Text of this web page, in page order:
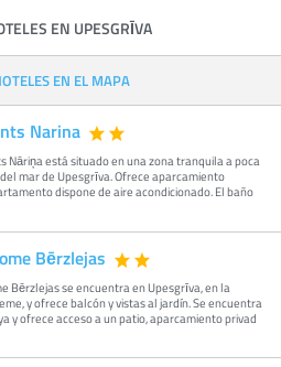
EN UPESGRĪVA
EN EL MAPA
Narina
Nāriņa está situado en una zona tranquila a poca
mar de Upesgrīva. Ofrece aparcamiento
dispone de aire acondicionado. El baño
Bērzlejas
Bērzlejas se encuentra en Upesgrīva, en la
y ofrece balcón y vistas al jardín. Se encuentra
y ofrece acceso a un patio, aparcamiento privad